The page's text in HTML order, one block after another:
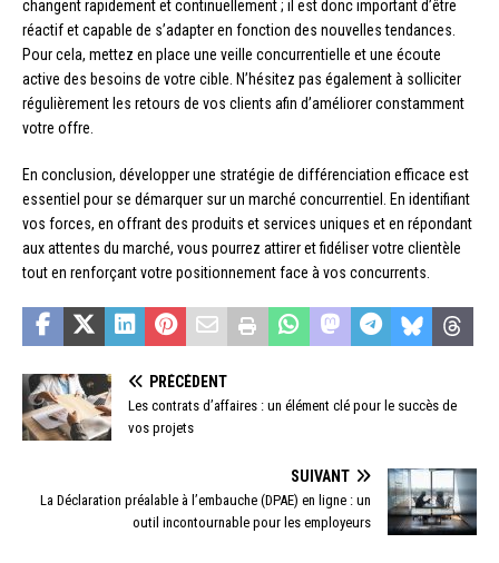
changent rapidement et continuellement ; il est donc important d’être
réactif et capable de s’adapter en fonction des nouvelles tendances.
Pour cela, mettez en place une veille concurrentielle et une écoute
active des besoins de votre cible. N’hésitez pas également à solliciter
régulièrement les retours de vos clients afin d’améliorer constamment
votre offre.
En conclusion, développer une stratégie de différenciation efficace est
essentiel pour se démarquer sur un marché concurrentiel. En identifiant
vos forces, en offrant des produits et services uniques et en répondant
aux attentes du marché, vous pourrez attirer et fidéliser votre clientèle
tout en renforçant votre positionnement face à vos concurrents.
PRÉCÉDENT
Les contrats d’affaires : un élément clé pour le succès de
vos projets
SUIVANT
La Déclaration préalable à l’embauche (DPAE) en ligne : un
outil incontournable pour les employeurs